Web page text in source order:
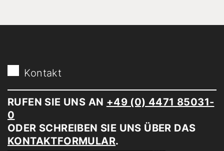
Kontakt
RUFEN SIE UNS AN +49 (0) 4471 85031-
0
ODER SCHREIBEN SIE UNS ÜBER DAS
KONTAKTFORMULAR.